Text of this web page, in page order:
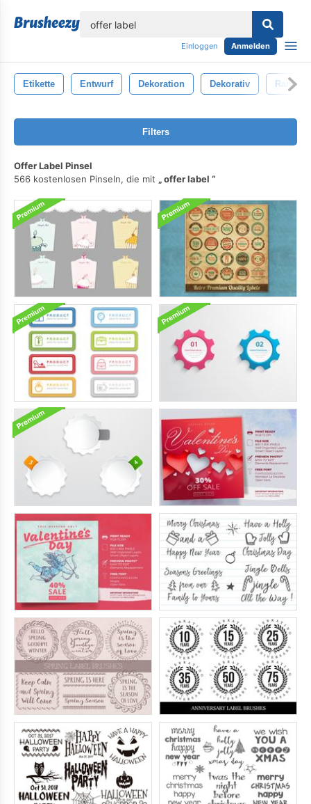
Einloggen Anmelden
Etikette Entwurf Dekoration Dekorativ Rand
Filters
Offer Label Pinsel
566 kostenlosen Pinseln, die mit
offer label